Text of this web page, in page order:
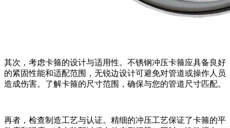
其次，考虑卡箍的设计与适用性。不锈钢冲压卡箍应具备良好
的紧固性能和适配范围，无锐边设计可避免对管道或操作人员
造成伤害。了解卡箍的尺寸范围，确保与您的管道尺寸匹配。
再者，检查制造工艺与认证。精细的冲压工艺保证了卡箍的平